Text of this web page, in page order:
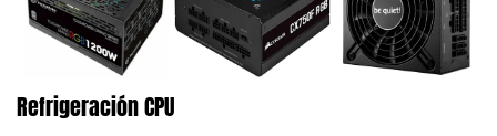
Refrigeración CPU